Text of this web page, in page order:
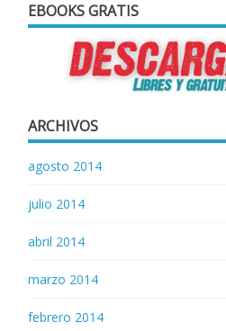
EBOOKS GRATIS
ARCHIVOS
agosto 2014
julio 2014
abril 2014
marzo 2014
febrero 2014